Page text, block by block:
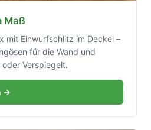
Maß
mit Einwurfschlitz im Deckel –
für die Wand und
Verspiegelt.
→